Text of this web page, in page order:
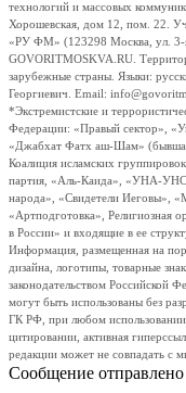
технологий и массовых
Хорошевская, дом 12, пом. 22.
«РУ ФМ» (123298 Москва, ул. 3-
GOVORITMOSKVA.RU.
зарубежные страны. Языки:
Георгиевич. Email:
*Экстремистские и
Федерации: «Правый сектор»,
«Джабхат Фатх аш-Шам»
Коалиция исламских
партия, «Аль-Каида», «УНА-
народа», «Свидетели Иеговы»,
«Артподготовка», Религиозная
в России» и входящие в ее
Информация, размещенная на
дизайна, логотипы, товарные
законодательством Российской
могут быть использованы без
ГК РФ, при любом использовании
цитировании, активная
редакции может не совпадать с
Сообщение отправлено